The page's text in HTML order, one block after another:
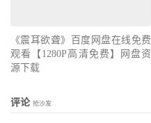
《震耳欲聋》百度网盘在线免费
观看【1280P高清免费】网盘资
源下载
评论 抢沙发